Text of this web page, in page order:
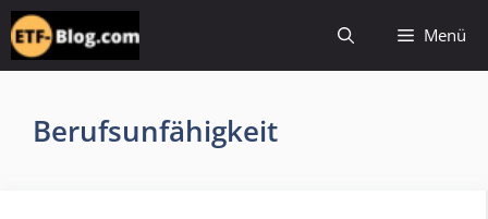
Zum
Inhalt
springen
Menü
Berufsunfähigkeit